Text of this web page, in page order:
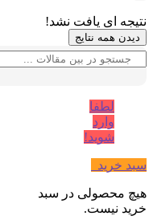
نتیجه ای یافت نشد!
دیدن همه نتایج
لطفا
وارد
شوید!
سبد خرید
هیچ محصولی در سبد
خرید نیست.